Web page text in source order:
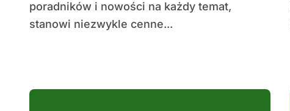
poradników i nowości na każdy temat,
stanowi niezwykle cenne...